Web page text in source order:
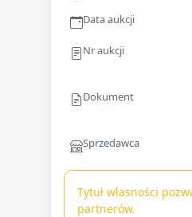
Data aukcji
Nr aukcji
Dokument
Sprzedawca
Tytuł własności
partnerów.